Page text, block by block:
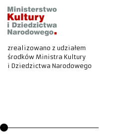
zrealizowano z udziałem
środków Ministra Kultury
i Dziedzictwa Narodowego